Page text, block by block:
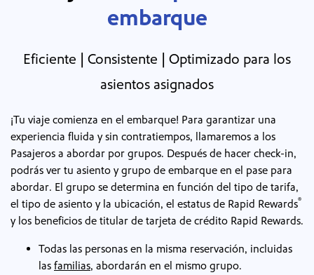
embarque
Eficiente | Consistente | Optimizado para los
asientos asignados
¡Tu viaje comienza en el embarque! Para garantizar una
experiencia fluida y sin contratiempos, llamaremos a los
Pasajeros a abordar por grupos. Después de hacer check-in,
podrás ver tu asiento y grupo de embarque en el pase para
abordar. El grupo se determina en función del tipo de tarifa,
el tipo de asiento y la ubicación, el estatus de Rapid Rewards®
y los beneficios de titular de tarjeta de crédito Rapid Rewards.
Todas las personas en la misma reservación, incluidas
las familias, abordarán en el mismo grupo.